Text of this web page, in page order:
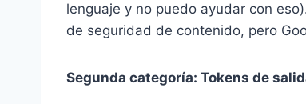
lenguaje y no puedo ayudar con
de seguridad de contenido, pero
Segunda categoría: Tokens de